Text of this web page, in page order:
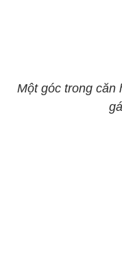
Một góc trong căn